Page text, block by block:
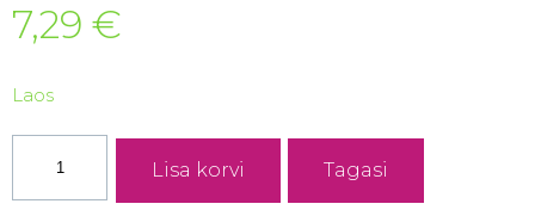
7,29 €
Laos
Lisa korvi Tagasi